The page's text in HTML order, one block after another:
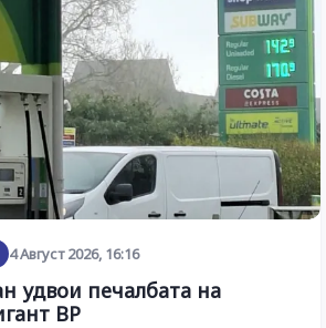
4 Август 2026, 16:16
удвои печалбата на
BP